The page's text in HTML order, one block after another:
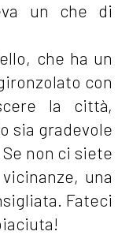
un che di
che ha un
con
la città,
sia gradevole
non ci siete
una
Fateci